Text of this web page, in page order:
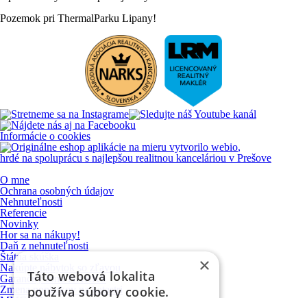
Pozemok pri ThermalParku Lipany!
Informácie o cookies
vytvorilo webio,
hrdé na spoluprácu s najlepšou realitnou kanceláriou v Prešove
O mne
Ochrana osobných údajov
Nehnuteľnosti
Referencie
Novinky
Hor sa na nákupy!
Daň z nehnuteľnosti
Štátna skúška
Nakúpte nábytok so zľavou
Garančný fond NARKS
Zmena poplatkov na katastri
×
Táto webová lokalita
používa súbory cookie.